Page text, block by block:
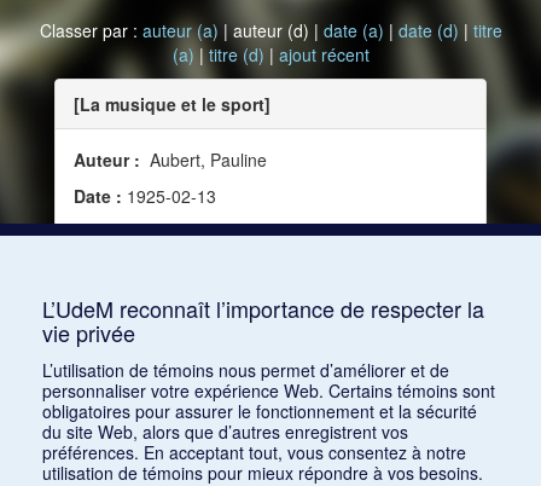
Classer par : auteur (a) | auteur (d) | date (a) | date (d) | titre
(a) | titre (d) | ajout récent
[La musique et le sport]
Auteur : Aubert, Pauline
Date : 1925-02-13
Source :Le Guide du concert, vol. 11, no 18 (13
L’UdeM reconnaît l’importance de respecter la
vie privée
L’utilisation de témoins nous permet d’améliorer et de
personnaliser votre expérience Web. Certains témoins sont
obligatoires pour assurer le fonctionnement et la sécurité
du site Web, alors que d’autres enregistrent vos
préférences. En acceptant tout, vous consentez à notre
utilisation de témoins pour mieux répondre à vos besoins.